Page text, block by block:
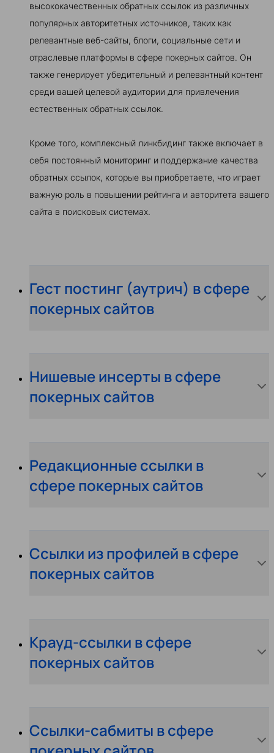
высококачественных обратных ссылок из различных
популярных авторитетных источников, таких как
релевантные веб-сайты, блоги, социальные сети и
отраслевые платформы в сфере покерных сайтов. Он
также генерирует убедительный и релевантный контент
среди вашей целевой аудитории для привлечения
естественных обратных ссылок.
Кроме того, комплексный линкбидинг также включает в
себя постоянный мониторинг и поддержание качества
обратных ссылок, которые вы приобретаете, что играет
важную роль в повышении рейтинга и авторитета вашего
сайта в поисковых системах.
Гест постинг (аутрич) в сфере
покерных сайтов
Нишевые инсерты в сфере
покерных сайтов
Редакционные ссылки в
сфере покерных сайтов
Ссылки из профилей в сфере
покерных сайтов
Крауд-ссылки в сфере
покерных сайтов
Ссылки-сабмиты в сфере